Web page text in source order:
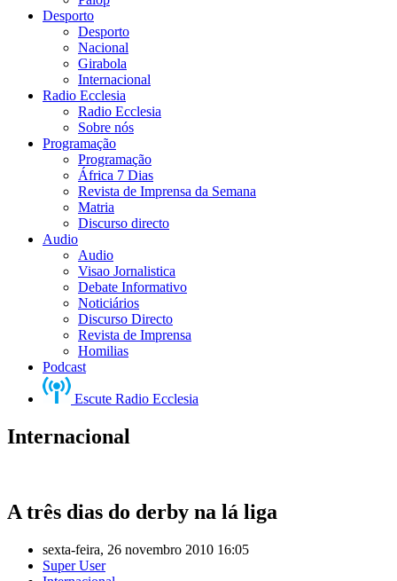
Desporto
Desporto
Nacional
Girabola
Internacional
Radio Ecclesia
Radio Ecclesia
Sobre nós
Programação
Programação
África 7 Dias
Revista de Imprensa da Semana
Matria
Discurso directo
Audio
Audio
Visao Jornalistica
Debate Informativo
Noticiários
Discurso Directo
Revista de Imprensa
Homilias
Podcast
Escute Radio Ecclesia
Internacional
A três dias do derby na lá liga
sexta-feira, 26 novembro 2010 16:05
Super User